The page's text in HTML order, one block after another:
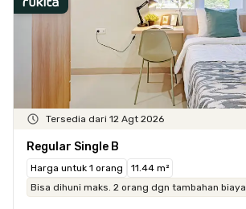
Tersedia dari 12 Agt 2026
Regular Single B
Harga untuk 1 orang
11.44 m²
Bisa dihuni maks. 2 orang dgn tambahan biaya